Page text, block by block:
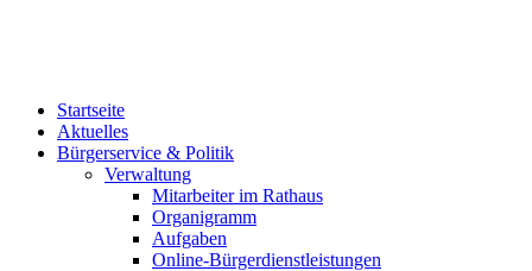
Startseite
Aktuelles
Bürgerservice & Politik
Verwaltung
Mitarbeiter im Rathaus
Organigramm
Aufgaben
Online-Bürgerdienstleistungen